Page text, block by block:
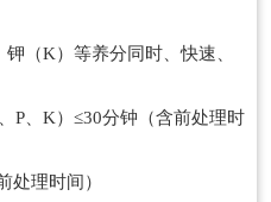
（K）等养分同时、快速、
P、K）≤30分钟（含前处理时
处理时间）